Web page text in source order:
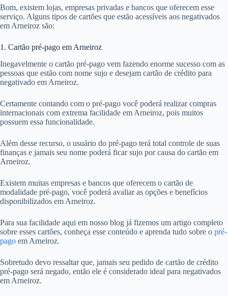
Bom, existem lojas, empresas privadas e bancos que oferecem esse
serviço. Alguns tipos de cartões que estão acessíveis aos negativados
em Arneiroz são:
1. Cartão pré-pago em Arneiroz
Inegavelmente o cartão pré-pago vem fazendo enorme sucesso com as
pessoas que estão com nome sujo e desejam cartão de crédito para
negativado em Arneiroz.
Certamente contando com o pré-pago você poderá realizar compras
internacionais com extrema facilidade em Arneiroz, pois muitos
possuem essa funcionalidade.
Além desse recurso, o usuário do pré-pago terá total controle de suas
finanças e jamais seu nome poderá ficar sujo por causa do cartão em
Arneiroz.
Existem muitas empresas e bancos que oferecem o cartão de
modalidade pré-pago, você poderá avaliar as opções e benefícios
disponibilizados em Arneiroz.
Para sua facilidade aqui em nosso blog já fizemos um artigo completo
sobre esses cartões, conheça esse conteúdo e aprenda tudo sobre o pré-
pago em Arneiroz.
Sobretudo devo ressaltar que, jamais seu pedido de cartão de crédito
pré-pago será negado, então ele é considerado ideal para negativados
em Arneiroz.